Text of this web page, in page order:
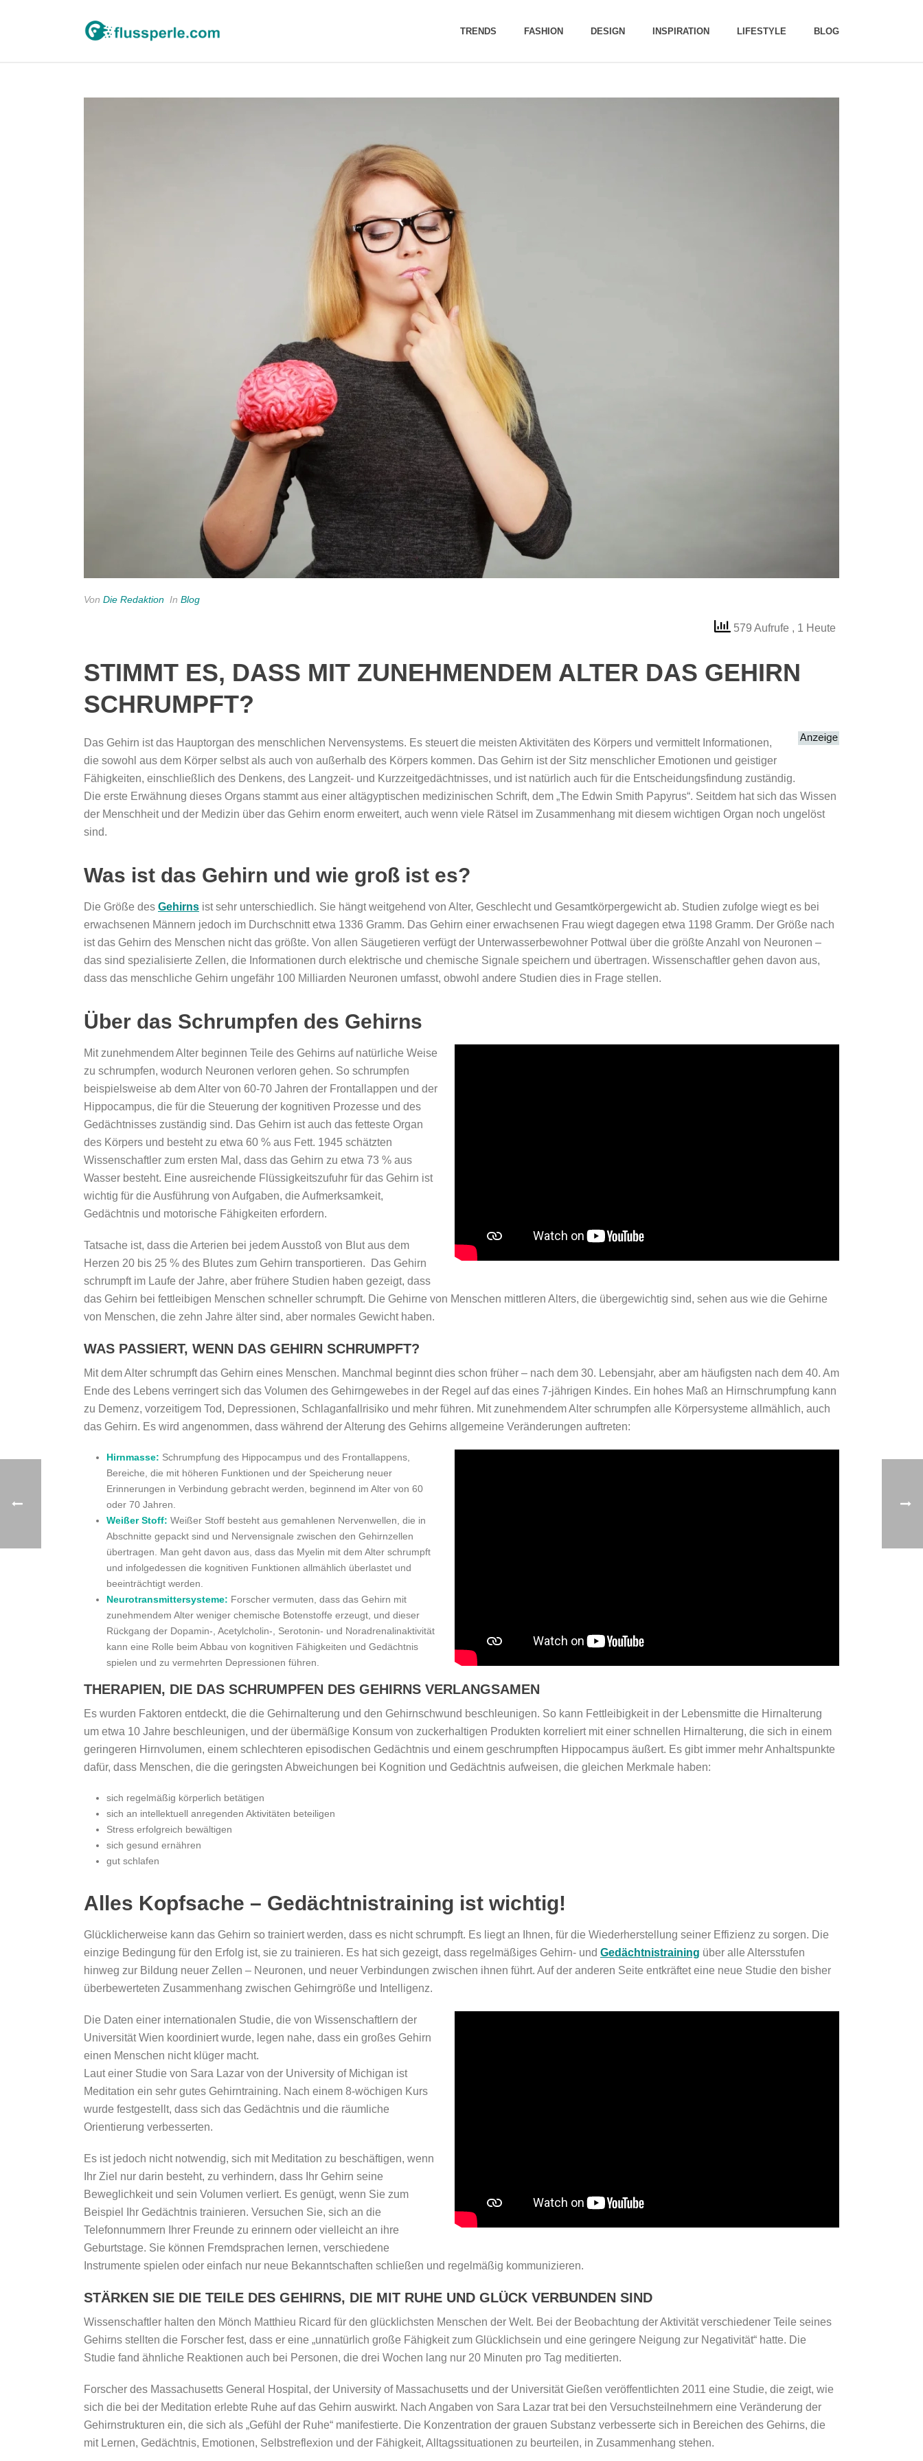
TRENDS FASHION DESIGN INSPIRATION LIFESTYLE BLOG
Von Die Redaktion In Blog
579 Aufrufe , 1 Heute
STIMMT ES, DASS MIT ZUNEHMENDEM ALTER DAS GEHIRN
SCHRUMPFT?
Das Gehirn ist das Hauptorgan des menschlichen Nervensystems. Es steuert die meisten Aktivitäten des Körpers und vermittelt Informationen,
die sowohl aus dem Körper selbst als auch von außerhalb des Körpers kommen. Das Gehirn ist der Sitz menschlicher Emotionen und geistiger
Fähigkeiten, einschließlich des Denkens, des Langzeit- und Kurzzeitgedächtnisses, und ist natürlich auch für die Entscheidungsfindung zuständig.
Die erste Erwähnung dieses Organs stammt aus einer altägyptischen medizinischen Schrift, dem „The Edwin Smith Papyrus“. Seitdem hat sich das Wissen
der Menschheit und der Medizin über das Gehirn enorm erweitert, auch wenn viele Rätsel im Zusammenhang mit diesem wichtigen Organ noch ungelöst
sind.
Was ist das Gehirn und wie groß ist es?
Die Größe des Gehirns ist sehr unterschiedlich. Sie hängt weitgehend von Alter, Geschlecht und Gesamtkörpergewicht ab. Studien zufolge wiegt es bei
erwachsenen Männern jedoch im Durchschnitt etwa 1336 Gramm. Das Gehirn einer erwachsenen Frau wiegt dagegen etwa 1198 Gramm. Der Größe nach
ist das Gehirn des Menschen nicht das größte. Von allen Säugetieren verfügt der Unterwasserbewohner Pottwal über die größte Anzahl von Neuronen –
das sind spezialisierte Zellen, die Informationen durch elektrische und chemische Signale speichern und übertragen. Wissenschaftler gehen davon aus,
dass das menschliche Gehirn ungefähr 100 Milliarden Neuronen umfasst, obwohl andere Studien dies in Frage stellen.
Über das Schrumpfen des Gehirns
Mit zunehmendem Alter beginnen Teile des Gehirns auf natürliche Weise
zu schrumpfen, wodurch Neuronen verloren gehen. So schrumpfen
beispielsweise ab dem Alter von 60-70 Jahren der Frontallappen und der
Hippocampus, die für die Steuerung der kognitiven Prozesse und des
Gedächtnisses zuständig sind. Das Gehirn ist auch das fetteste Organ
des Körpers und besteht zu etwa 60 % aus Fett. 1945 schätzten
Wissenschaftler zum ersten Mal, dass das Gehirn zu etwa 73 % aus
Wasser besteht. Eine ausreichende Flüssigkeitszufuhr für das Gehirn ist
wichtig für die Ausführung von Aufgaben, die Aufmerksamkeit,
Gedächtnis und motorische Fähigkeiten erfordern.
Tatsache ist, dass die Arterien bei jedem Ausstoß von Blut aus dem
Herzen 20 bis 25 % des Blutes zum Gehirn transportieren. Das Gehirn
schrumpft im Laufe der Jahre, aber frühere Studien haben gezeigt, dass
das Gehirn bei fettleibigen Menschen schneller schrumpft. Die Gehirne von Menschen mittleren Alters, die übergewichtig sind, sehen aus wie die Gehirne
von Menschen, die zehn Jahre älter sind, aber normales Gewicht haben.
WAS PASSIERT, WENN DAS GEHIRN SCHRUMPFT?
Mit dem Alter schrumpft das Gehirn eines Menschen. Manchmal beginnt dies schon früher – nach dem 30. Lebensjahr, aber am häufigsten nach dem 40. Am
Ende des Lebens verringert sich das Volumen des Gehirngewebes in der Regel auf das eines 7-jährigen Kindes. Ein hohes Maß an Hirnschrumpfung kann
zu Demenz, vorzeitigem Tod, Depressionen, Schlaganfallrisiko und mehr führen. Mit zunehmendem Alter schrumpfen alle Körpersysteme allmählich, auch
das Gehirn. Es wird angenommen, dass während der Alterung des Gehirns allgemeine Veränderungen auftreten:
Hirnmasse: Schrumpfung des Hippocampus und des Frontallappens,
Bereiche, die mit höheren Funktionen und der Speicherung neuer
Erinnerungen in Verbindung gebracht werden, beginnend im Alter von 60
oder 70 Jahren.
Weißer Stoff: Weißer Stoff besteht aus gemahlenen Nervenwellen, die in
Abschnitte gepackt sind und Nervensignale zwischen den Gehirnzellen
übertragen. Man geht davon aus, dass das Myelin mit dem Alter schrumpft
und infolgedessen die kognitiven Funktionen allmählich überlastet und
beeinträchtigt werden.
Neurotransmittersysteme: Forscher vermuten, dass das Gehirn mit
zunehmendem Alter weniger chemische Botenstoffe erzeugt, und dieser
Rückgang der Dopamin-, Acetylcholin-, Serotonin- und Noradrenalinaktivität
kann eine Rolle beim Abbau von kognitiven Fähigkeiten und Gedächtnis
spielen und zu vermehrten Depressionen führen.
THERAPIEN, DIE DAS SCHRUMPFEN DES GEHIRNS VERLANGSAMEN
Es wurden Faktoren entdeckt, die die Gehirnalterung und den Gehirnschwund beschleunigen. So kann Fettleibigkeit in der Lebensmitte die Hirnalterung
um etwa 10 Jahre beschleunigen, und der übermäßige Konsum von zuckerhaltigen Produkten korreliert mit einer schnellen Hirnalterung, die sich in einem
geringeren Hirnvolumen, einem schlechteren episodischen Gedächtnis und einem geschrumpften Hippocampus äußert. Es gibt immer mehr Anhaltspunkte
dafür, dass Menschen, die die geringsten Abweichungen bei Kognition und Gedächtnis aufweisen, die gleichen Merkmale haben:
sich regelmäßig körperlich betätigen
sich an intellektuell anregenden Aktivitäten beteiligen
Stress erfolgreich bewältigen
sich gesund ernähren
gut schlafen
Alles Kopfsache – Gedächtnistraining ist wichtig!
Glücklicherweise kann das Gehirn so trainiert werden, dass es nicht schrumpft. Es liegt an Ihnen, für die Wiederherstellung seiner Effizienz zu sorgen. Die
einzige Bedingung für den Erfolg ist, sie zu trainieren. Es hat sich gezeigt, dass regelmäßiges Gehirn- und Gedächtnistraining über alle Altersstufen
hinweg zur Bildung neuer Zellen – Neuronen, und neuer Verbindungen zwischen ihnen führt. Auf der anderen Seite entkräftet eine neue Studie den bisher
überbewerteten Zusammenhang zwischen Gehirngröße und Intelligenz.
Die Daten einer internationalen Studie, die von Wissenschaftlern der
Universität Wien koordiniert wurde, legen nahe, dass ein großes Gehirn
einen Menschen nicht klüger macht.
Laut einer Studie von Sara Lazar von der University of Michigan ist
Meditation ein sehr gutes Gehirntraining. Nach einem 8-wöchigen Kurs
wurde festgestellt, dass sich das Gedächtnis und die räumliche
Orientierung verbesserten.
Es ist jedoch nicht notwendig, sich mit Meditation zu beschäftigen, wenn
Ihr Ziel nur darin besteht, zu verhindern, dass Ihr Gehirn seine
Beweglichkeit und sein Volumen verliert. Es genügt, wenn Sie zum
Beispiel Ihr Gedächtnis trainieren. Versuchen Sie, sich an die
Telefonnummern Ihrer Freunde zu erinnern oder vielleicht an ihre
Geburtstage. Sie können Fremdsprachen lernen, verschiedene
Instrumente spielen oder einfach nur neue Bekanntschaften schließen und regelmäßig kommunizieren.
STÄRKEN SIE DIE TEILE DES GEHIRNS, DIE MIT RUHE UND GLÜCK VERBUNDEN SIND
Wissenschaftler halten den Mönch Matthieu Ricard für den glücklichsten Menschen der Welt. Bei der Beobachtung der Aktivität verschiedener Teile seines
Gehirns stellten die Forscher fest, dass er eine „unnatürlich große Fähigkeit zum Glücklichsein und eine geringere Neigung zur Negativität“ hatte. Die
Studie fand ähnliche Reaktionen auch bei Personen, die drei Wochen lang nur 20 Minuten pro Tag meditierten.
Forscher des Massachusetts General Hospital, der University of Massachusetts und der Universität Gießen veröffentlichten 2011 eine Studie, die zeigt, wie
sich die bei der Meditation erlebte Ruhe auf das Gehirn auswirkt. Nach Angaben von Sara Lazar trat bei den Versuchsteilnehmern eine Veränderung der
Gehirnstrukturen ein, die sich als „Gefühl der Ruhe“ manifestierte. Die Konzentration der grauen Substanz verbesserte sich in Bereichen des Gehirns, die
mit Lernen, Gedächtnis, Emotionen, Selbstreflexion und der Fähigkeit, Alltagssituationen zu beurteilen, in Zusammenhang stehen.